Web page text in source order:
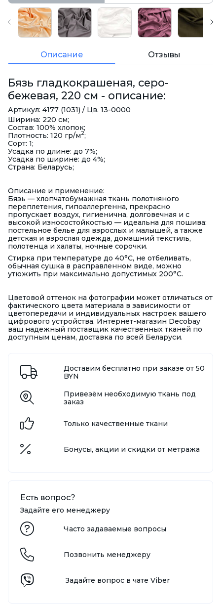
Описание Отзывы
Бязь гладкокрашеная, серо-
бежевая, 220 см - описание:
Артикул: 4177 (1031) / Цв. 13-0000
Ширина: 220 см;
Состав: 100% хлопок;
Плотность: 120 гр/м2;
Сорт: 1;
Усадка по длине: до 7%;
Усадка по ширине: до 4%;
Страна: Беларусь;
Описание и применение:
Бязь — хлопчатобумажная ткань полотняного
переплетения, гипоаллергенна, прекрасно
пропускает воздух, гигиенична, долговечная и с
высокой износостойкостью — идеальна для пошива:
постельное белье для взрослых и малышей, а также
детская и взрослая одежда, домашний текстиль,
полотенца и халаты, ночные сорочки.
Стирка при температуре до 40°С, не отбеливать,
обычная сушка в расправленном виде, можно
утюжить при максимально допустимых 200°С.
Цветовой оттенок на фотографии может отличаться от
фактического цвета материала в зависимости от
цветопередачи и индивидуальных настроек вашего
цифрового устройства. Интернет-магазин Decobay
ваш надежный поставщик качественных тканей по
доступным ценам, доставка по всей Беларуси.
Доставим бесплатно при заказе от 50
BYN
Привезём необходимую ткань под
заказ
Только качественные ткани
Бонусы, акции и скидки от метража
Есть вопрос?
Задайте его менеджеру
Часто задаваемые вопросы
Позвонить менеджеру
Задайте вопрос в чате Viber